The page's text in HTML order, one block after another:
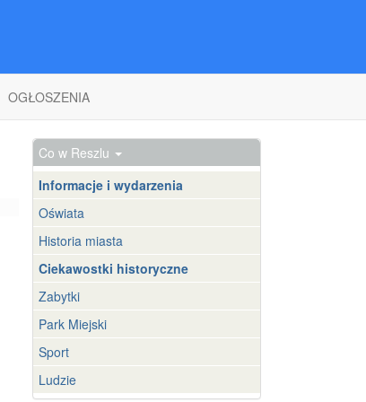
OGŁOSZENIA
Co w Reszlu
Informacje i wydarzenia
Oświata
Historia miasta
Ciekawostki historyczne
Zabytki
Park Miejski
Sport
Ludzie